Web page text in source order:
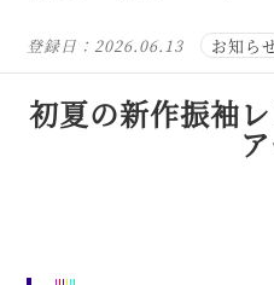
登録日：2026.06.13 お知ら
初夏の新作振袖